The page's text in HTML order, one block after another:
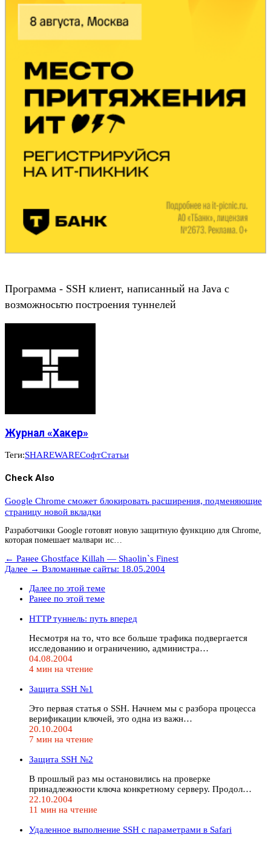
Программа - SSH клиент, написанный на Java с
возможносьтю построения туннелей
Журнал «Хакер»
Теги:SHAREWAREСофтСтатьи
Check Also
Google Chrome сможет блокировать расширения, подменяющие
страницу новой вкладки
Разработчики Google готовят новую защитную функцию для Chrome,
которая помешает малвари ис…
← Ранее Ghostface Killah — Shaolin`s Finest
Далее → Взломанные сайты: 18.05.2004
Далее по этой теме
Ранее по этой теме
HTTP туннель: путь вперед
Несмотря на то, что все больше трафика подвергается
исследованию и ограничению, администра…
04.08.2004
4 мин на чтение
Защита SSH №1
Это первая статья о SSH. Начнем мы с разбора процесса
верификации ключей, это одна из важн…
20.10.2004
7 мин на чтение
Защита SSH №2
В прошлый раз мы остановились на проверке
принадлежности ключа конкретному серверу. Продол…
22.10.2004
11 мин на чтение
Удаленное выполнение SSH с параметрами в Safari